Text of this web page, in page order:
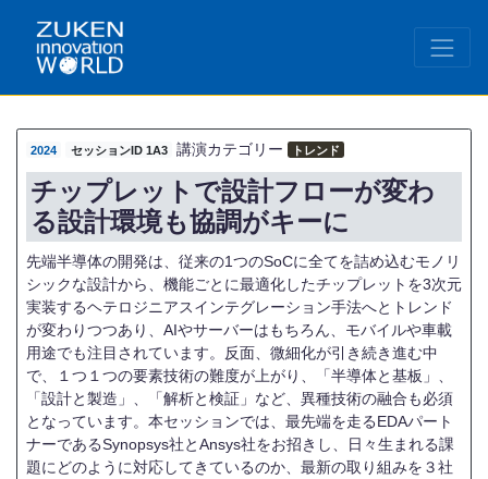
2024 セッションID 1A3 講演カテゴリー トレンド
チップレットで設計フローが変わ
る設計環境も協調がキーに
先端半導体の開発は、従来の1つのSoCに全てを詰め込むモノリ
シックな設計から、機能ごとに最適化したチップレットを3次元
実装するヘテロジニアスインテグレーション手法へとトレンド
が変わりつつあり、AIやサーバーはもちろん、モバイルや車載
用途でも注目されています。反面、微細化が引き続き進む中
で、１つ１つの要素技術の難度が上がり、「半導体と基板」、
「設計と製造」、「解析と検証」など、異種技術の融合も必須
となっています。本セッションでは、最先端を走るEDAパート
ナーであるSynopsys社とAnsys社をお招きし、日々生まれる課
題にどのように対応してきているのか、最新の取り組みを３社